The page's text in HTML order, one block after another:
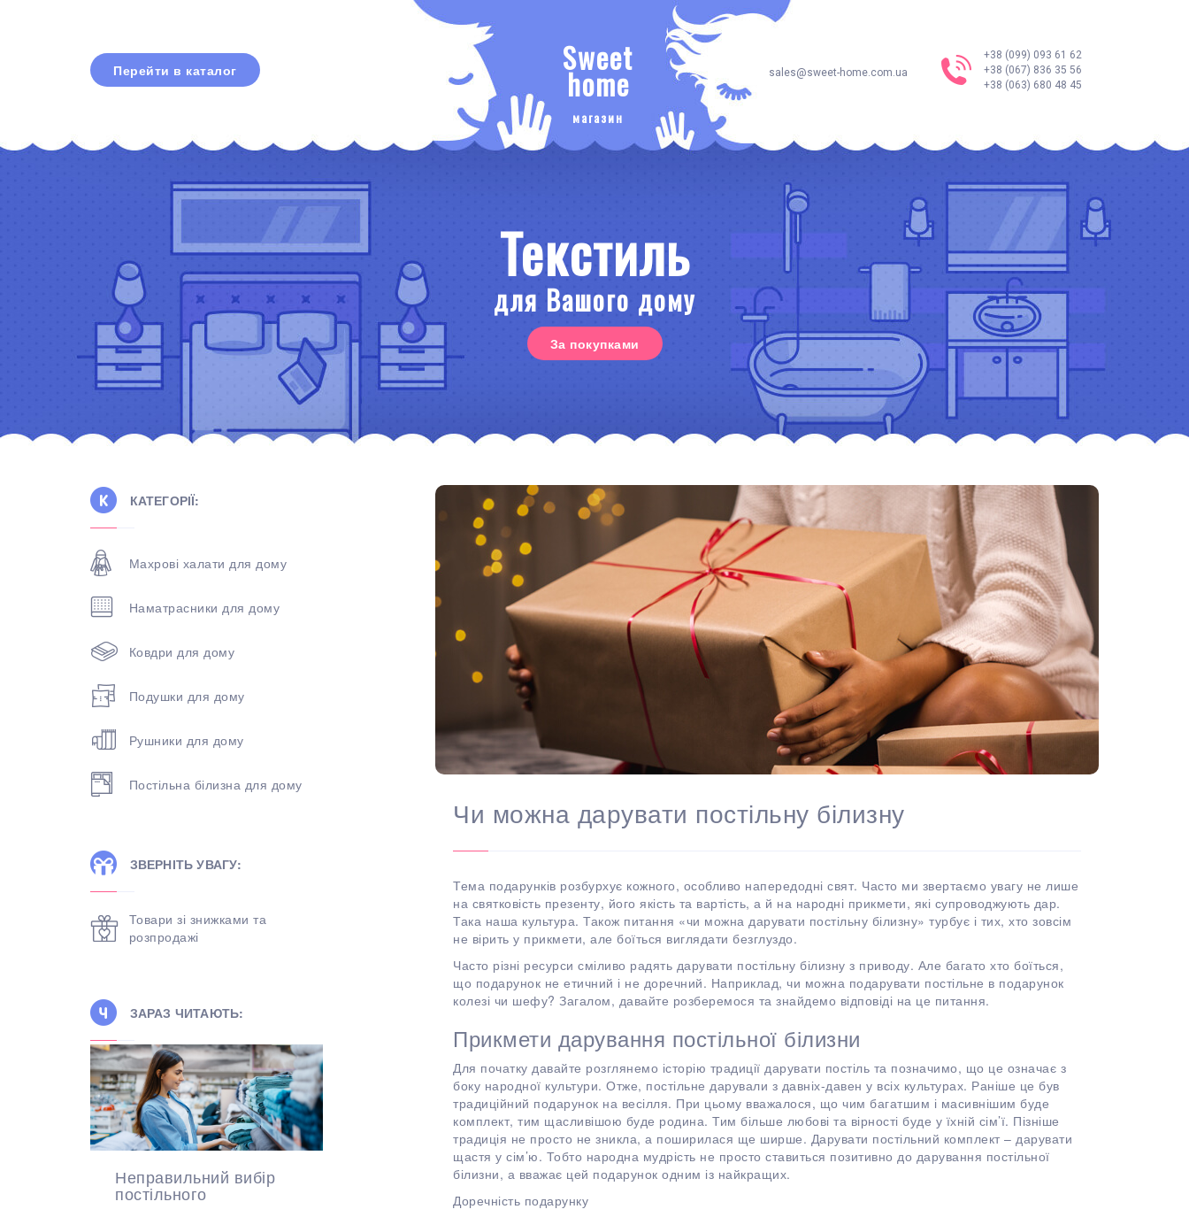
Перейти в каталог Sweet
home
магазин
sales@sweet-home.com.ua
+38 (099) 093 61 62
+38 (067) 836 35 56
+38 (063) 680 48 45
Текстиль
для Вашого дому
За покупками
Чи можна дарувати постільну білизну
Тема подарунків розбурхує кожного, особливо напередодні свят. Часто ми звертаємо увагу не лише
на святковість презенту, його якість та вартість, а й на народні прикмети, які супроводжують дар.
Така наша культура. Також питання «чи можна дарувати постільну білизну» турбує і тих, хто зовсім
не вірить у прикмети, але боїться виглядати безглуздо.
Часто різні ресурси сміливо радять дарувати постільну білизну з приводу. Але багато хто боїться,
що подарунок не етичний і не доречний. Наприклад, чи можна подарувати постільне в подарунок
колезі чи шефу? Загалом, давайте розберемося та знайдемо відповіді на це питання.
Прикмети дарування постільної білизни
Для початку давайте розглянемо історію традиції дарувати постіль та позначимо, що це означає з
боку народної культури. Отже, постільне дарували з давніх-давен у всіх культурах. Раніше це був
традиційний подарунок на весілля. При цьому вважалося, що чим багатшим і масивнішим буде
комплект, тим щасливішою буде родина. Тим більше любові та вірності буде у їхній сім’ї. Пізніше
традиція не просто не зникла, а поширилася ще ширше. Дарувати постільний комплект – дарувати
щастя у сім’ю. Тобто народна мудрість не просто ставиться позитивно до дарування постільної
білизни, а вважає цей подарунок одним із найкращих.
Доречність подарунку
КАТЕГОРІЇ:
Махрові халати для дому
Наматрасники для дому
Ковдри для дому
Подушки для дому
Рушники для дому
Постільна білизна для дому
ЗВЕРНІТЬ УВАГУ:
Товари зі знижками та
розпродажі
ЗАРАЗ ЧИТАЮТЬ:
Неправильний вибір
постільного